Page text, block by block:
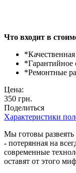
Что входит в
*
*Гарантийное
*Ремонтные
Цена:
350 грн.
Поделиться
Характеристики
Мы готовы
- потерянная на
современные
оставят от этого